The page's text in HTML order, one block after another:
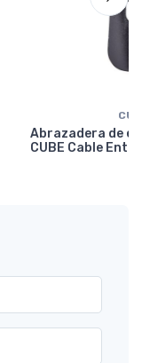
Abrazadera de
CUBE Cable